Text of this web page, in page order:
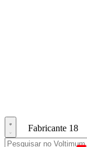
Fabricante 18